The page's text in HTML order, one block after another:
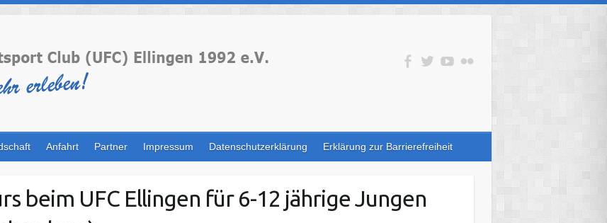
Anfahrt Partner Impressum Datenschutzerklärung Erklärung zur Barrierefreiheit
beim UFC Ellingen für 6-12 jährige Jungen